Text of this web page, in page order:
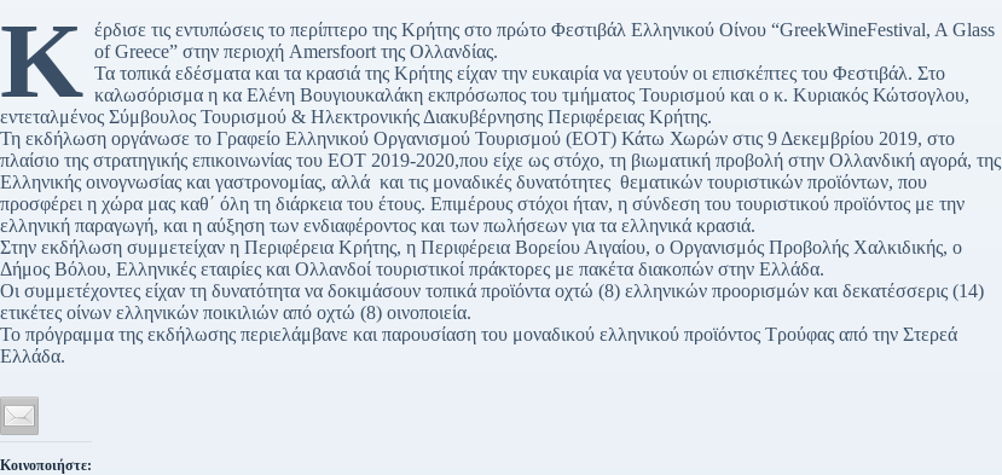
Κ έρδισε τις εντυπώσεις το περίπτερο της Κρήτης στο πρώτο Φεστιβάλ Ελληνικού Οίνου “GreekWineFestival, A Glass
of Greece” στην περιοχή Amersfoort της Ολλανδίας.
Τα τοπικά εδέσματα και τα κρασιά της Κρήτης είχαν την ευκαιρία να γευτούν οι επισκέπτες του Φεστιβάλ. Στο
καλωσόρισμα η κα Ελένη Βουγιουκαλάκη εκπρόσωπος του τμήματος Τουρισμού και ο κ. Κυριακός Κώτσογλου,
εντεταλμένος Σύμβουλος Τουρισμού & Ηλεκτρονικής Διακυβέρνησης Περιφέρειας Κρήτης.
Τη εκδήλωση οργάνωσε το Γραφείο Ελληνικού Οργανισμού Τουρισμού (ΕΟΤ) Κάτω Χωρών στις 9 Δεκεμβρίου 2019, στο
πλαίσιο της στρατηγικής επικοινωνίας του ΕΟΤ 2019-2020,που είχε ως στόχο, τη βιωματική προβολή στην Ολλανδική αγορά, της
Ελληνικής οινογνωσίας και γαστρονομίας, αλλά και τις μοναδικές δυνατότητες θεματικών τουριστικών προϊόντων, που
προσφέρει η χώρα μας καθ΄ όλη τη διάρκεια του έτους. Επιμέρους στόχοι ήταν, η σύνδεση του τουριστικού προϊόντος με την
ελληνική παραγωγή, και η αύξηση των ενδιαφέροντος και των πωλήσεων για τα ελληνικά κρασιά.
Στην εκδήλωση συμμετείχαν η Περιφέρεια Κρήτης, η Περιφέρεια Βορείου Αιγαίου, o Οργανισμός Προβολής Χαλκιδικής, ο
Δήμος Βόλου, Ελληνικές εταιρίες και Ολλανδοί τουριστικοί πράκτορες με πακέτα διακοπών στην Ελλάδα.
Οι συμμετέχοντες είχαν τη δυνατότητα να δοκιμάσουν τοπικά προϊόντα οχτώ (8) ελληνικών προορισμών και δεκατέσσερις (14)
ετικέτες οίνων ελληνικών ποικιλιών από οχτώ (8) οινοποιεία.
Το πρόγραμμα της εκδήλωσης περιελάμβανε και παρουσίαση του μοναδικού ελληνικού προϊόντος Τρούφας από την Στερεά
Ελλάδα.
Κοινοποιήστε: